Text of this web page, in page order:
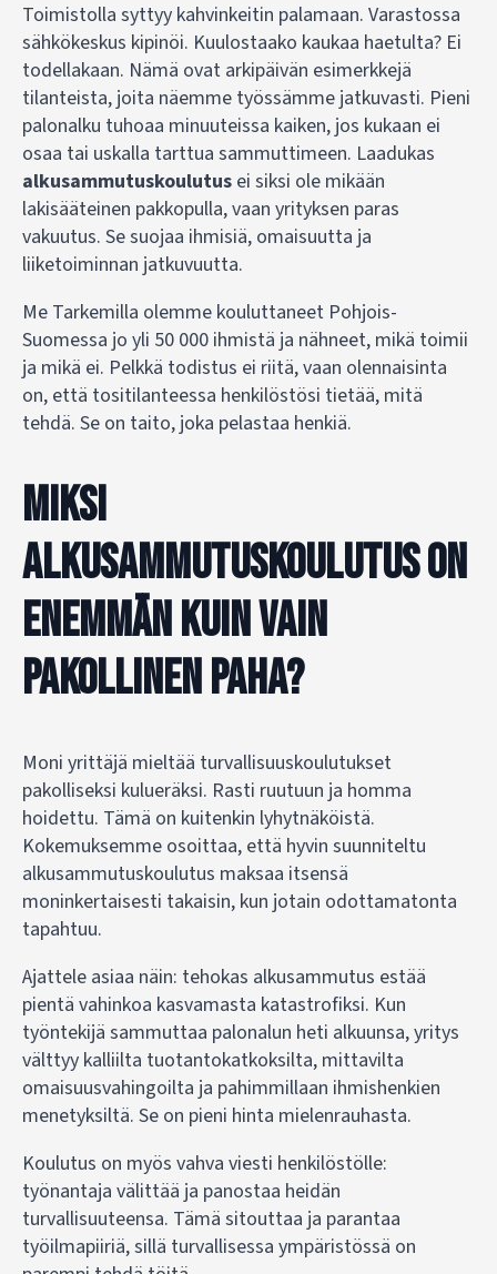
Toimistolla syttyy kahvinkeitin palamaan. Varastossa
sähkökeskus kipinöi. Kuulostaako kaukaa haetulta? Ei
todellakaan. Nämä ovat arkipäivän esimerkkejä
tilanteista, joita näemme työssämme jatkuvasti. Pieni
palonalku tuhoaa minuuteissa kaiken, jos kukaan ei
osaa tai uskalla tarttua sammuttimeen. Laadukas
alkusammutuskoulutus ei siksi ole mikään
lakisääteinen pakkopulla, vaan yrityksen paras
vakuutus. Se suojaa ihmisiä, omaisuutta ja
liiketoiminnan jatkuvuutta.
Me Tarkemilla olemme kouluttaneet Pohjois-
Suomessa jo yli 50 000 ihmistä ja nähneet, mikä toimii
ja mikä ei. Pelkkä todistus ei riitä, vaan olennaisinta
on, että tositilanteessa henkilöstösi tietää, mitä
tehdä. Se on taito, joka pelastaa henkiä.
Miksi
alkusammutuskoulutus on
enemmän kuin vain
pakollinen paha?
Moni yrittäjä mieltää turvallisuuskoulutukset
pakolliseksi kulueräksi. Rasti ruutuun ja homma
hoidettu. Tämä on kuitenkin lyhytnäköistä.
Kokemuksemme osoittaa, että hyvin suunniteltu
alkusammutuskoulutus maksaa itsensä
moninkertaisesti takaisin, kun jotain odottamatonta
tapahtuu.
Ajattele asiaa näin: tehokas alkusammutus estää
pientä vahinkoa kasvamasta katastrofiksi. Kun
työntekijä sammuttaa palonalun heti alkuunsa, yritys
välttyy kalliilta tuotantokatkoksilta, mittavilta
omaisuusvahingoilta ja pahimmillaan ihmishenkien
menetyksiltä. Se on pieni hinta mielenrauhasta.
Koulutus on myös vahva viesti henkilöstölle:
työnantaja välittää ja panostaa heidän
turvallisuuteensa. Tämä sitouttaa ja parantaa
työilmapiiriä, sillä turvallisessa ympäristössä on